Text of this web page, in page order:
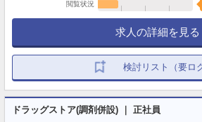
閲覧状況
求人の詳細を見る
検討リスト（要ロ
ドラッグストア(調剤併設) ｜ 正社員